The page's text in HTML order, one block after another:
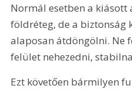
Normál esetben a kiásott
földréteg, de a biztonság
alaposan átdöngölni. Ne
felület nehezedni,
Ezt követően bármilyen